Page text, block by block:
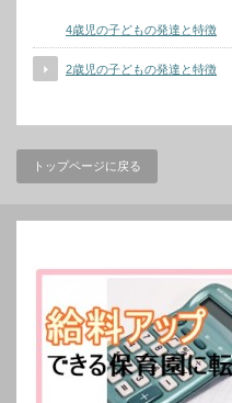
4歳児の子どもの発達と特徴
2歳児の子どもの発達と特徴
トップページに戻る